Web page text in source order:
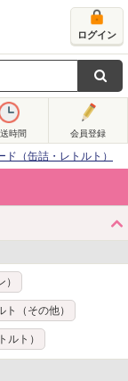
ログイン
時間 会員登録
ド（缶詰・レトルト）
ト（その他）
ルト）